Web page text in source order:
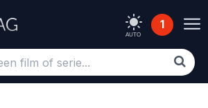
AUTO
1